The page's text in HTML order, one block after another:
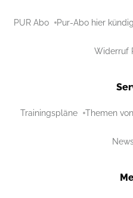
PUR Abo Pur-Abo hier
Widerruf
Trainingspläne Themen